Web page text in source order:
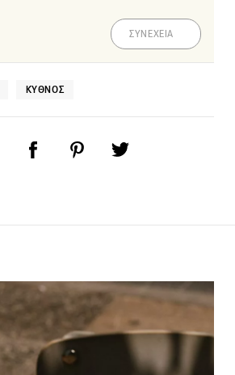
ΣΥΝΕΧΕΙΑ
ΚΎΘΝΟΣ